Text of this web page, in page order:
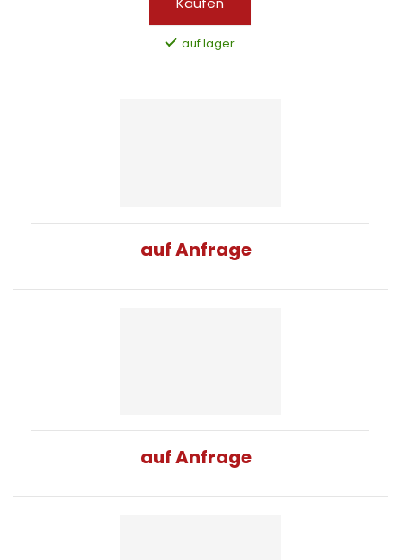
auf lager
auf Anfrage
auf Anfrage